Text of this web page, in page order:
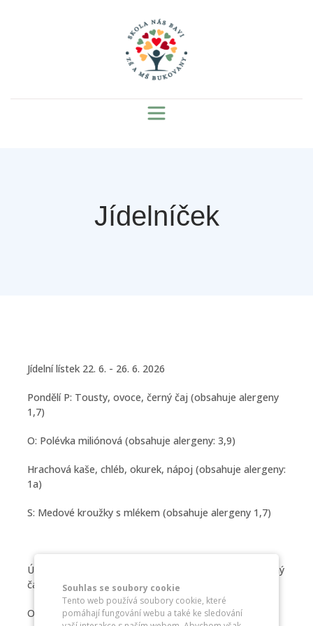
Souhlas se soubory cookie
Tento web používá soubory cookie, které
pomáhají fungování webu a také ke sledování
Jídelníček
Jídelní lístek 22. 6. - 26. 6. 2026
Pondělí P: Tousty, ovoce, černý čaj (obsahuje alergeny
1,7)
O: Polévka miliónová (obsahuje alergeny: 3,9)
Hrachová kaše, chléb, okurek, nápoj (obsahuje alergeny:
1a)
S: Medové kroužky s mlékem (obsahuje alergeny 1,7)
Úterý P: Chléb, budapešťská pomazánka, zelenina, černý
čaj (obsahuje alergeny 1,7)
O: Polévka hrstková (obsahuje alergeny: 1a,9)